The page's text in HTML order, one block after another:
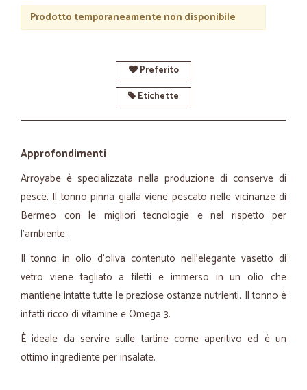
Prodotto temporaneamente non disponibile
Preferito
Etichette
Approfondimenti
Arroyabe è specializzata nella produzione di conserve di
pesce. Il tonno pinna gialla viene pescato nelle vicinanze di
Bermeo con le migliori tecnologie e nel rispetto per
l'ambiente.
Il tonno in olio d'oliva contenuto nell'elegante vasetto di
vetro viene tagliato a filetti e immerso in un olio che
mantiene intatte tutte le preziose ostanze nutrienti. Il tonno è
infatti ricco di vitamine e Omega 3.
È ideale da servire sulle tartine come aperitivo ed è un
ottimo ingrediente per insalate.